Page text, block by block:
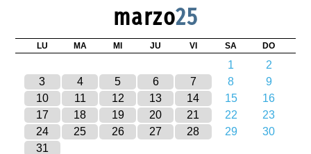
marzo25
LU MA MI JU VI SA DO
1
2
3
4 5 6 7 8
9
10
11 12 13 14 15
16
17
18 19 20 21 22
23
24
25 26 27 28 29
30
31